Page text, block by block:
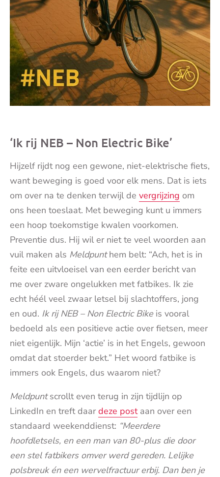
‘Ik rij NEB – Non Electric Bike’
Hijzelf rijdt nog een gewone, niet-elektrische fiets,
want beweging is goed voor elk mens. Dat is iets
om over na te denken terwijl de vergrijzing om
ons heen toeslaat. Met beweging kunt u immers
een hoop toekomstige kwalen voorkomen.
Preventie dus. Hij wil er niet te veel woorden aan
vuil maken als Meldpunthem belt: “Ach, het is in
feite een uitvloeisel van een eerder bericht van
me over zware ongelukken met fatbikes. Ik zie
echt héél veel zwaar letsel bij slachtoffers, jong
en oud. Ik rij NEB – Non Electric Bike is vooral
bedoeld als een positieve actie over fietsen, meer
niet eigenlijk. Mijn ‘actie’ is in het Engels, gewoon
omdat dat stoerder bekt.” Het woord fatbike is
immers ook Engels, dus waarom niet?
Meldpuntscrollt even terug in zijn tijdlijn op
LinkedIn en treft daardeze postaan over een
standaard weekenddienst: “Meerdere
hoofdletsels, en een man van 80-plus die door
een stel fatbikers omver werd gereden. Lelijke
polsbreuk én een wervelfractuur erbij. Dan ben je